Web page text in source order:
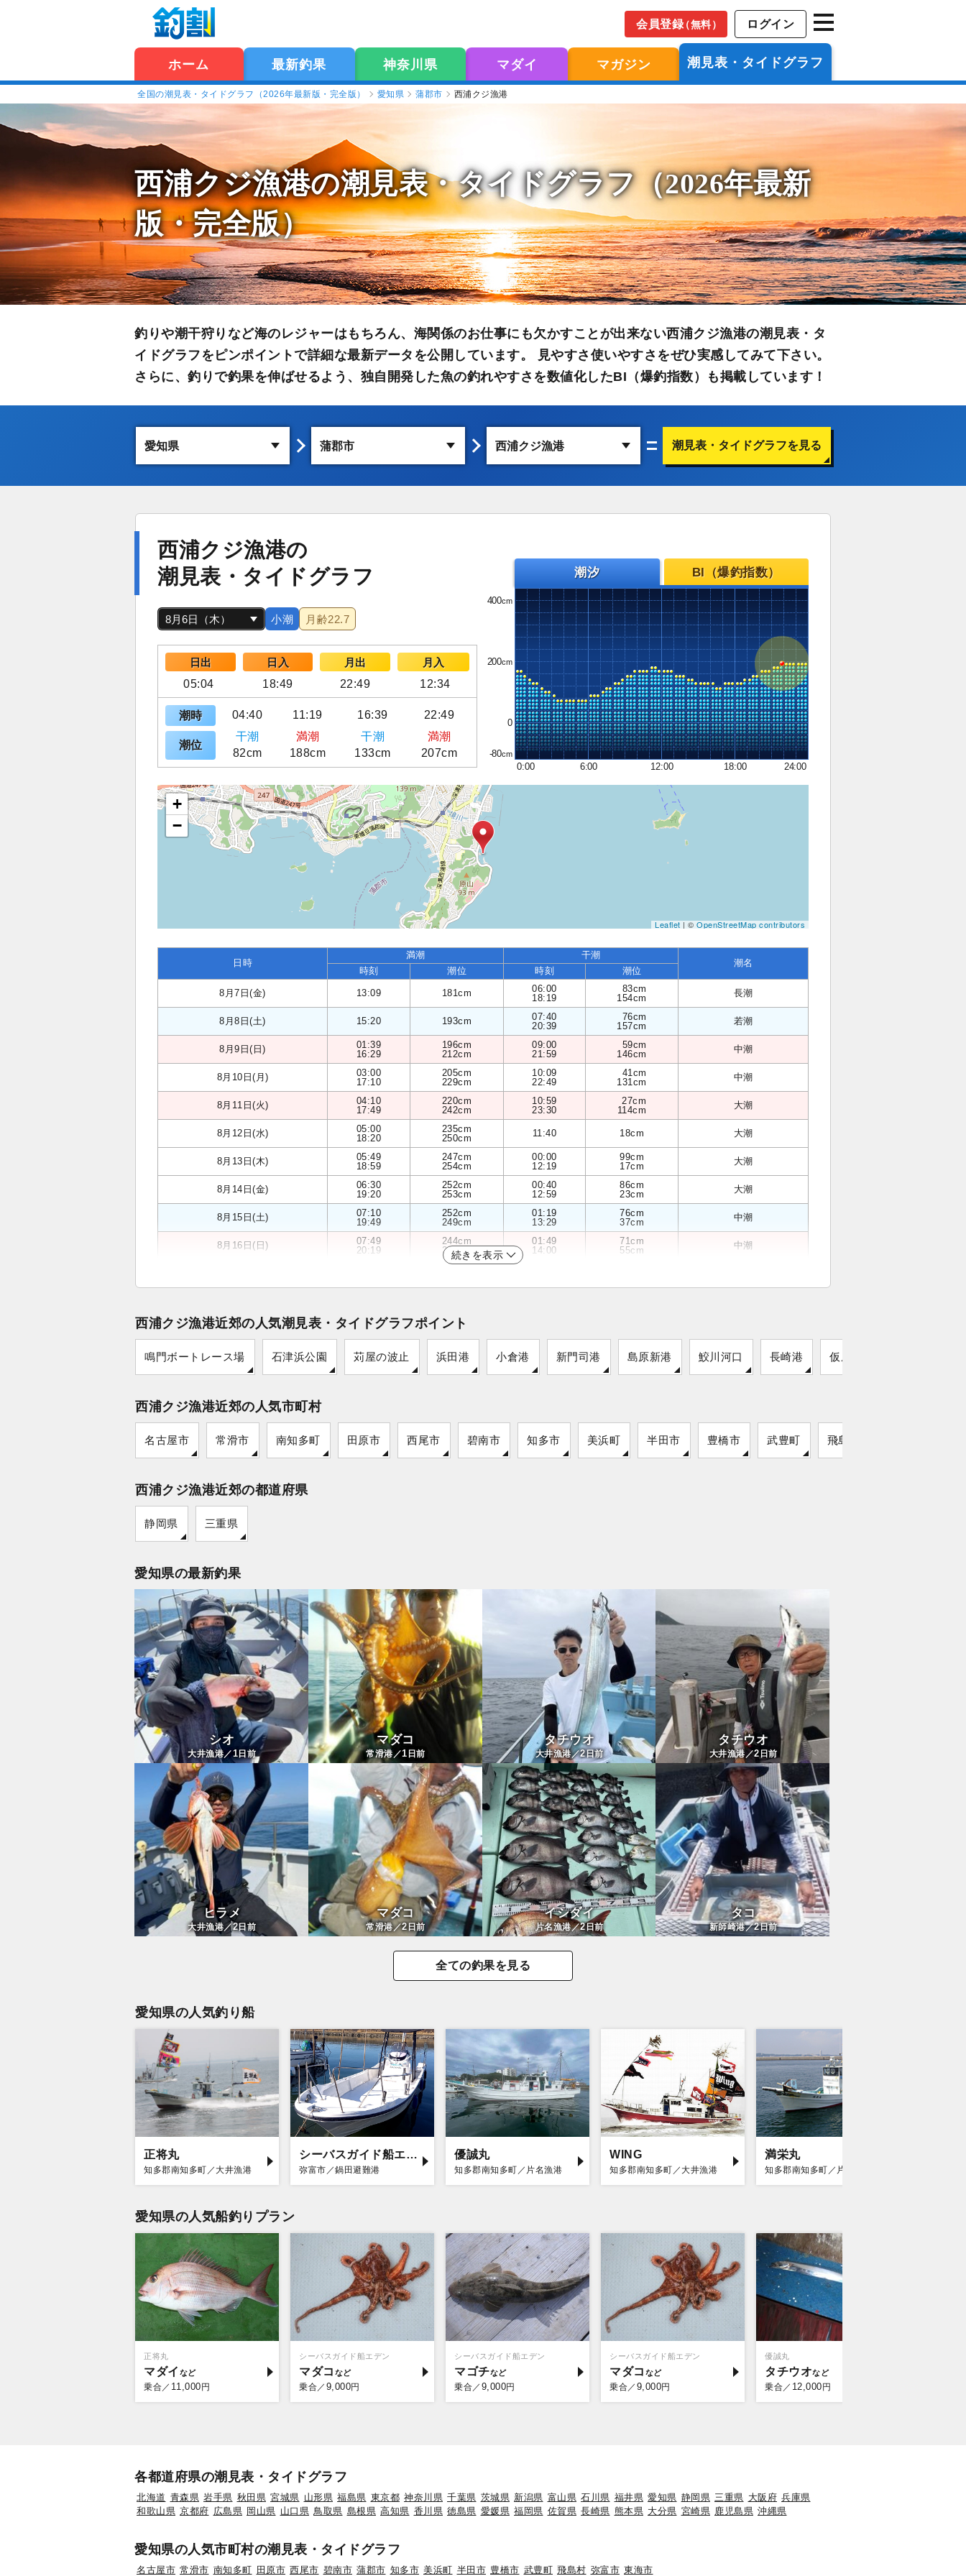
会員登録（無料） ログイン
ホーム 最新釣果 神奈川県 マダイ マガジン 潮見表・タイドグラフ
全国の潮見表・タイドグラフ（2026年最新版・完全版） 愛知県 蒲郡市 西浦クジ漁港
西浦クジ漁港の潮見表・タイドグラフ（2026年最新
版・完全版）
釣りや潮干狩りなど海のレジャーはもちろん、海関係のお仕事にも欠かすことが出来ない西浦クジ漁港の潮見表・タ
イドグラフをピンポイントで詳細な最新データを公開しています。 見やすさ使いやすさをぜひ実感してみて下さい。
さらに、釣りで釣果を伸ばせるよう、独自開発した魚の釣れやすさを数値化したBI（爆釣指数）も掲載しています！
潮見表・タイドグラフを見る
西浦クジ漁港の
潮見表・タイドグラフ
小潮 月齢22.7
日出 日入 月出
月入
05:04
18:49 22:49 12:34
潮時 04:40 11:19 16:39 22:49
潮位
干潮 満潮 干潮
満潮
82cm
188cm 133cm 207cm
潮汐 BI（爆釣指数）
400
200
0
-80
0:00
6:00 12:00 18:00 24:00
+
−
Leaflet| ©OpenStreetMap contributors
日時
満潮 干潮
潮名
時刻 潮位 時刻 潮位
8月7日(金) 13:09 181cm
06:00
18:19
83cm
154cm
長潮
8月8日(土) 15:20 193cm
07:40
20:39
76cm
157cm
若潮
8月9日(日)
01:39
16:29
196cm
212cm
09:00
21:59
59cm
146cm
中潮
8月10日(月)
03:00
17:10
205cm
229cm
10:09
22:49
41cm
131cm
中潮
8月11日(火)
04:10
17:49
220cm
242cm
10:59
23:30
27cm
114cm
大潮
8月12日(水)
05:00
18:20
235cm
250cm
11:40 18cm 大潮
8月13日(木)
05:49
18:59
247cm
254cm
00:00
12:19
99cm
17cm
大潮
8月14日(金)
06:30
19:20
252cm
253cm
00:40
12:59
86cm
23cm
大潮
8月15日(土)
07:10
19:49
252cm
249cm
01:19
13:29
76cm
37cm
中潮
8月16日(日)
07:49
20:19
244cm
243cm
01:49
14:00
71cm
55cm
中潮
続きを表示
西浦クジ漁港近郊の人気潮見表・タイドグラフポイント
鳴門ボートレース場 石津浜公園 苅屋の波止 浜田港 小倉港 新門司港 島原新港 鮫川河口 長崎港 仮屋湾遊漁センター
西浦クジ漁港近郊の人気市町村
名古屋市 常滑市 南知多町 田原市 西尾市 碧南市 知多市 美浜町 半田市 豊橋市 武豊町 飛島村
西浦クジ漁港近郊の都道府県
静岡県 三重県
愛知県の最新釣果
シオ
大井漁港／1日前
マダコ
常滑港／1 日前
タチウオ
大井漁港／2日前
タチウオ
大井漁港／2 日前
ヒラメ
大井漁港／2日前
マダコ
常滑港／2 日前
イシダイ
片名漁港／2日前
タコ
新師崎港／2日前
全ての釣果を見る
愛知県の人気釣り船
正将丸
知多郡南知多町／大井漁港
シーバスガイド船エデン
弥富市／鍋田避難港
優誠丸
知多郡南知多町／片名漁港
WING
知多郡南知多町／大井漁港
満栄丸
知多郡南知多町／片名漁港
愛知県の人気船釣りプラン
正将丸
マダイ
乗合／ 11,000 円
シーバスガイド船エデン
マダコ
乗合／ 9,000円
シーバスガイド船エデン
マゴチ
乗合／ 9,000円
シーバスガイド船エデン
マダコ
乗合／ 9,000円
優誠丸
タチウオ
乗合／ 12,000 円
各都道府県の潮見表・タイドグラフ
北海道 青森県 岩手県 秋田県 宮城県 山形県 福島県 東京都 神奈川県 千葉県 茨城県 新潟県 富山県 石川県 福井県 愛知県 静岡県 三重県 大阪府 兵庫県
和歌山県 京都府 広島県 岡山県 山口県 鳥取県 島根県 高知県 香川県 徳島県 愛媛県 福岡県 佐賀県 長崎県 熊本県 大分県 宮崎県 鹿児島県 沖縄県
愛知県の人気市町村の潮見表・タイドグラフ
名古屋市 常滑市 南知多町 田原市 西尾市 碧南市 蒲郡市 知多市 美浜町 半田市 豊橋市 武豊町 飛島村 弥富市 東海市